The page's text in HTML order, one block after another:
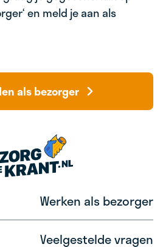
en meld je aan als
als bezorger
Werken als bezorger
Veelgestelde vragen